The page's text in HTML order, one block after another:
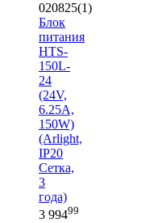
020825(1)
Блок
питания
HTS-
150L-
24
(24V,
6.25A,
150W)
(Arlight,
IP20
Сетка,
3
года)
3 99499